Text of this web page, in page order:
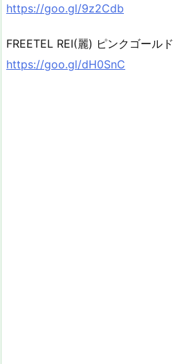
https://goo.gl/9z2Cdb
FREETEL REI(麗) ピンクゴールド
https://goo.gl/dH0SnC